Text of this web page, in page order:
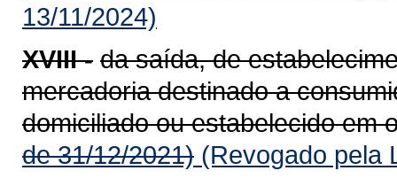
13/11/2024)
XVIII - da saída, de
mercadoria destinado a
domiciliado ou estabelecido em
de 31/12/2021) (Revogado pela